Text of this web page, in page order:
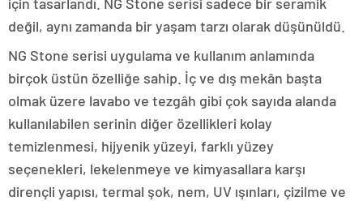
değil, aynı zamanda bir yaşam tarzı olarak düşünüldü.
NG Stone serisi uygulama ve kullanım anlamında
birçok üstün özelliğe sahip. İç ve dış mekân başta
olmak üzere lavabo ve tezgâh gibi çok sayıda alanda
kullanılabilen serinin diğer özellikleri kolay
temizlenmesi, hijyenik yüzeyi, farklı yüzey
seçenekleri, lekelenmeye ve kimyasallara karşı
dirençli yapısı, termal şok, nem, UV ışınları, çizilme ve